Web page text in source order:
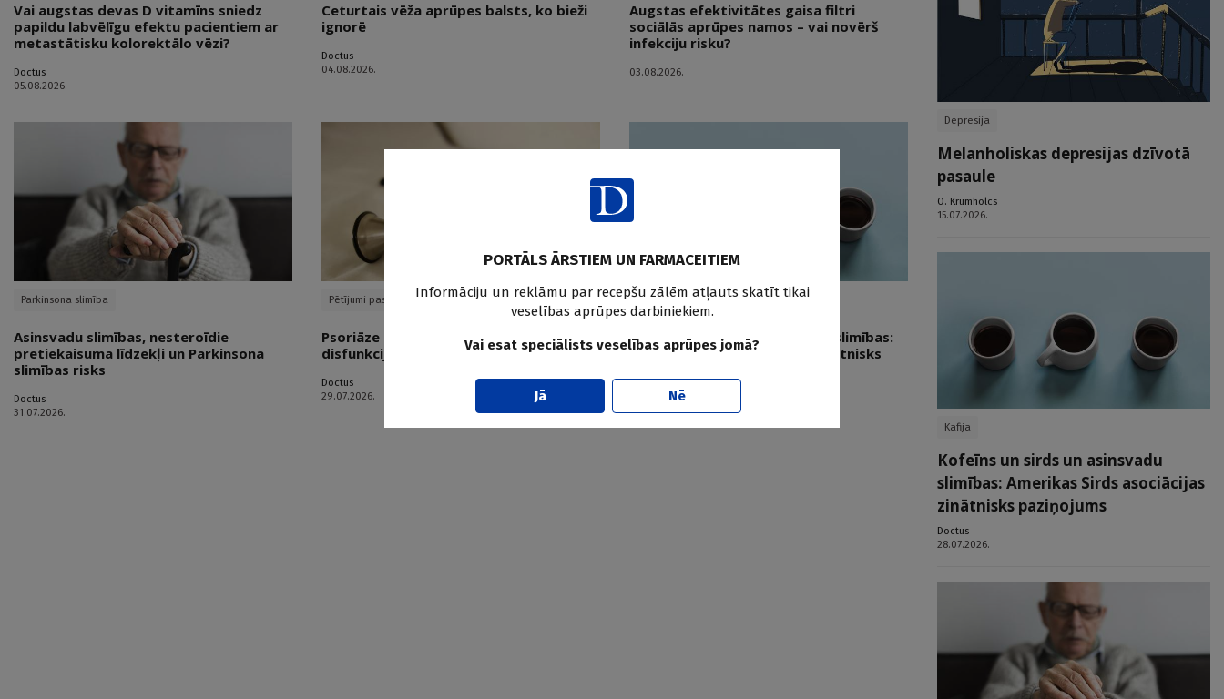
Vai augstas devas D vitamīns sniedz
papildu labvēlīgu efektu pacientiem ar
metastātisku kolorektālo vēzi?
Doctus
05.08.2026.
Ceturtais vēža aprūpes balsts, ko bieži
ignorē
Doctus
04.08.2026.
Augstas efektivitātes gaisa filtri
sociālās aprūpes namos – vai novērš
infekciju risku?
03.08.2026.
Parkinsona slimība
Asinsvadu slimības, nesteroīdie
pretiekaisuma līdzekļi un Parkinsona
slimības risks
Doctus
31.07.2026.
Pētījumi pasaulē
Psoriāze kā riska faktors miokarda
disfunkcijai
Doctus
29.07.2026.
Kafija
Kofeīns un sirds un asinsvadu slimības:
Amerikas Sirds asociācijas zinātnisks
28.07.2026.
Depresija
Melanholiskas depresijas dzīvotā
pasaule
O. Krumholcs
15.07.2026.
Kafija
Kofeīns un sirds un asinsvadu
slimības: Amerikas Sirds asociācijas
zinātnisks paziņojums
Doctus
28.07.2026.
PORTĀLS ĀRSTIEM UN FARMACEITIEM
Informāciju un reklāmu par recepšu zālēm atļauts skatīt tikai
veselības aprūpes darbiniekiem.
Vai esat speciālists veselības aprūpes jomā?
Jā Nē